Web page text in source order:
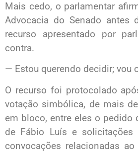
Mais cedo, o parlamentar
Advocacia do Senado antes
recurso apresentado por
contra.
— Estou querendo decidir; vou
O recurso foi protocolado
votação simbólica, de mais
em bloco, entre eles o pedido
de Fábio Luís e
convocações relacionadas